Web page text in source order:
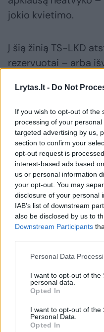
Lrytas.lt - Do Not
If you wish to opt-out of the
processing of your
targeted advertising by us,
section to confirm your
opt-out request is
interest-based ads based
us or personal information
your opt-out. You may
disclosure of your personal
IAB’s list of downstream
also be disclosed by us to
Downstream Participants
Personal Data
I want to opt-out of the
personal data.
Opted In
I want to opt-out of the
Personal Data.
Opted In
jokio kvietimo.
Į šią žinią TS-LKD
rezervuotai – arba
Toks stoiškumas
reakcijos į vasario
Kazio Starkevičiaus
Seime. Nors dabar
pareikšti įtarimai dėl
pats politikas
metų vasario 9-ąją
kratas TS-LKD
Kasčiūnas reagavo
kad tuomet
įgijęs K.
– tol, kol vyksta
galimos korupcijos
augalininkystės
Kratos, specialiojo